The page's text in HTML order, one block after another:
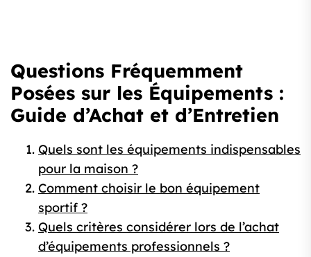
Questions Fréquemment
Posées sur les Équipements :
Guide d’Achat et d’Entretien
Quels sont les équipements indispensables
pour la maison ?
Comment choisir le bon équipement
sportif ?
Quels critères considérer lors de l’achat
d’équipements professionnels ?